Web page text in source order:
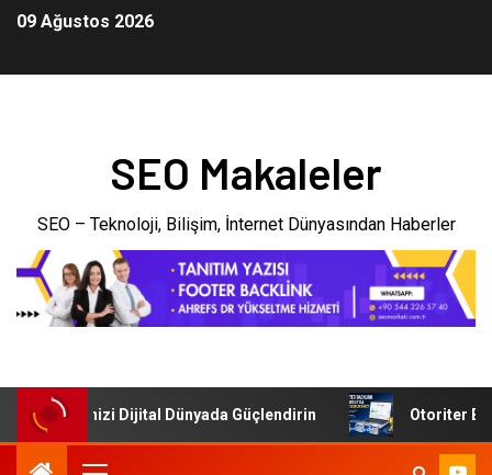
09 Ağustos 2026
SEO Makaleler
SEO – Teknoloji, Bilişim, İnternet Dünyasından Haberler
İşletmenizi Dijital Dünyada Güçlendirin Otoriter